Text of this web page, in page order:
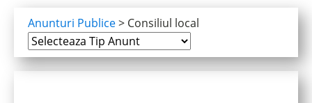
Anunturi Publice> Consiliul local